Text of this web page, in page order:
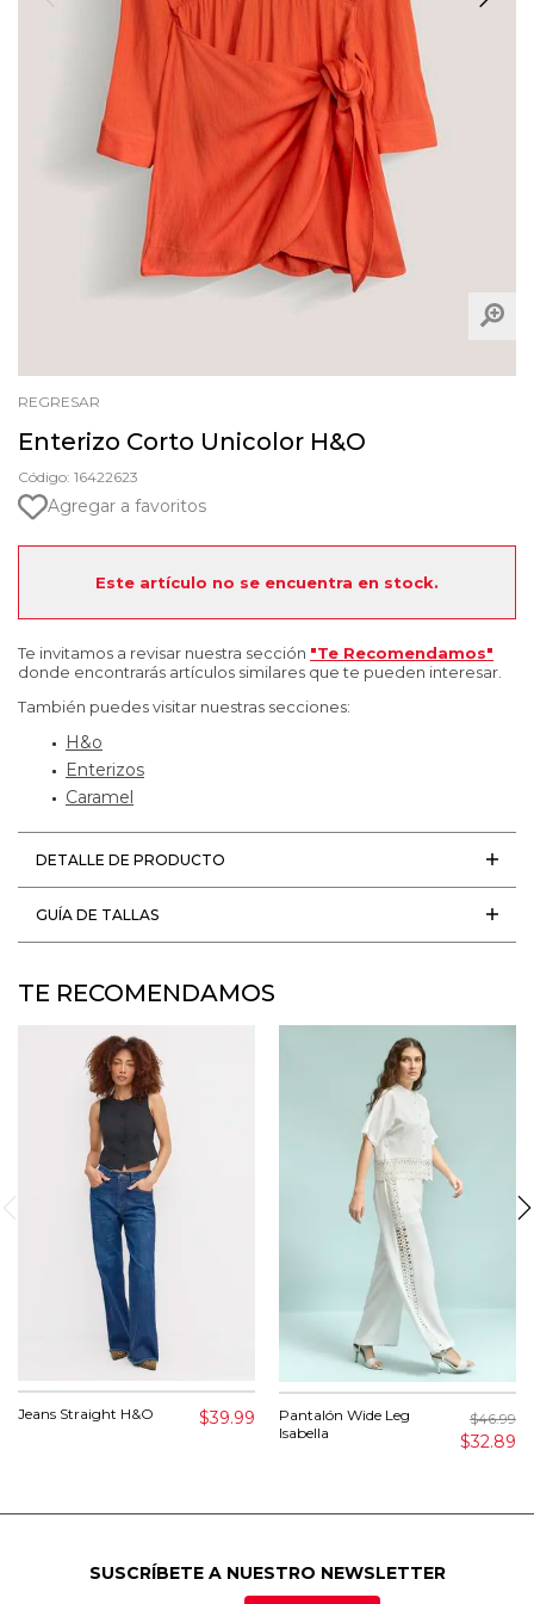
REGRESAR
Enterizo Corto Unicolor H&O
Código: 16422623
Agregar a favoritos
Este artículo no se encuentra en stock.
Te invitamos a revisar nuestra sección "Te Recomendamos"
donde encontrarás artículos similares que te pueden interesar.
También puedes visitar nuestras secciones:
H&o
Enterizos
Caramel
DETALLE DE PRODUCTO
GUÍA DE TALLAS
TE RECOMENDAMOS
Jeans Straight H&O $39.99
Pantalón Wide Leg
Isabella
$46.99
$32.89
SUSCRÍBETE A NUESTRO NEWSLETTER